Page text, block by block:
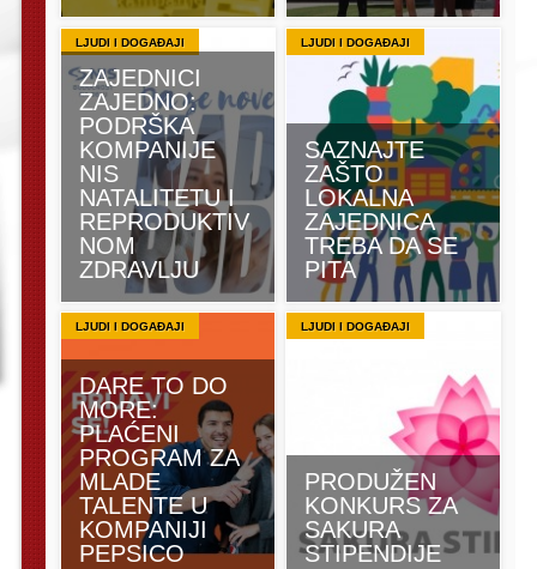
LJUDI I DOGAĐAJI
ZAJEDNICI
ZAJEDNO:
PODRŠKA
KOMPANIJE
NIS
NATALITETU I
REPRODUKTIV
NOM
ZDRAVLJU
LJUDI I DOGAĐAJI
SAZNAJTE
ZAŠTO
LOKALNA
ZAJEDNICA
TREBA DA SE
PITA
LJUDI I DOGAĐAJI
DARE TO DO
MORE:
PLAĆENI
PROGRAM ZA
MLADE
TALENTE U
KOMPANIJI
PEPSICO
LJUDI I DOGAĐAJI
PRODUŽEN
KONKURS ZA
SAKURA
STIPENDIJE